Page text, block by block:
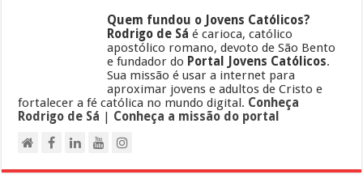
Quem fundou o Jovens Católicos?
Rodrigo de Sá é carioca, católico
apostólico romano, devoto de São Bento
e fundador do Portal Jovens Católicos.
Sua missão é usar a internet para
aproximar jovens e adultos de Cristo e
fortalecer a fé católica no mundo digital. Conheça
Rodrigo de Sá | Conheça a missão do portal